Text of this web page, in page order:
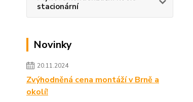
stacionární
Novinky
20.11.2024
Zvýhodněná cena montáží v Brně a
okolí!